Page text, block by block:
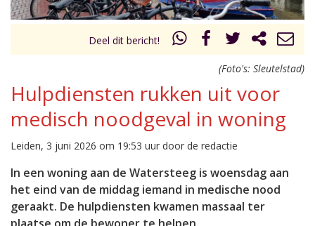
Deel dit bericht!
(Foto's: Sleutelstad)
Hulpdiensten rukken uit voor
medisch noodgeval in woning
Leiden, 3 juni 2026 om 19:53 uur door de redactie
In een woning aan de Watersteeg is woensdag aan
het eind van de middag iemand in medische nood
geraakt. De hulpdiensten kwamen massaal ter